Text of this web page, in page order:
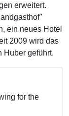
erweitert.
ein neues Hotel
2009 wird das
Huber geführt.
for the